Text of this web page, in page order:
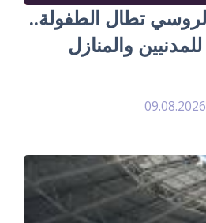
تطال الطفولة..
والمنازل
09.08.2026